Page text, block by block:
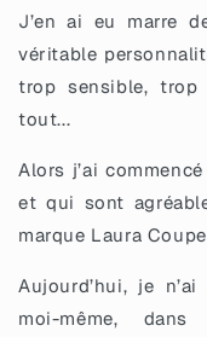
J’en ai eu marre
véritable
trop sensible, trop
tout...
Alors j’ai
et qui sont
marque Laura
Aujourd’hui, je
moi-même,